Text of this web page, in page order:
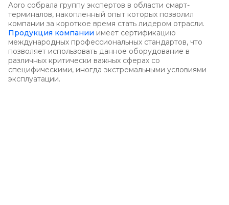
Aoro собрала группу экспертов в области смарт-
терминалов, накопленный опыт которых позволил
компании за короткое время стать лидером отрасли.
Продукция компании имеет сертификацию
международных профессиональных стандартов, что
позволяет использовать данное оборудование в
различных критически важных сферах со
специфическими, иногда экстремальными условиями
эксплуатации.